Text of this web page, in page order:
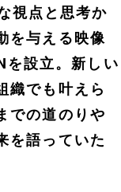
視点と思考か
を与える映像
設立。新しい
織でも叶えら
での道のりや
を語っていた